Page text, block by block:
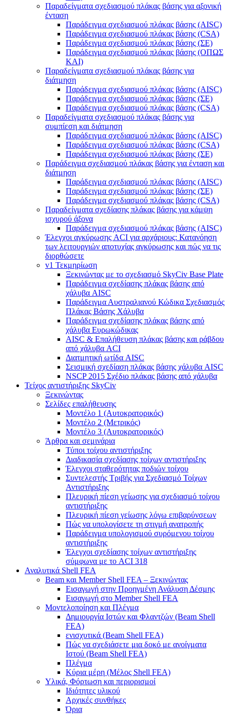
Παραδείγματα σχεδιασμού πλάκας βάσης για αξονική
ένταση
Παράδειγμα σχεδιασμού πλάκας βάσης (AISC)
Παράδειγμα σχεδιασμού πλάκας βάσης (CSA)
Παράδειγμα σχεδιασμού πλάκας βάσης (ΣΕ)
Παράδειγμα σχεδιασμού πλάκας βάσης (ΟΠΩΣ
ΚΑΙ)
Παραδείγματα σχεδιασμού πλάκας βάσης για
διάτμηση
Παράδειγμα σχεδιασμού πλάκας βάσης (AISC)
Παράδειγμα σχεδιασμού πλάκας βάσης (ΣΕ)
Παράδειγμα σχεδιασμού πλάκας βάσης (CSA)
Παραδείγματα σχεδιασμού πλάκας βάσης για
συμπίεση και διάτμηση
Παράδειγμα σχεδιασμού πλάκας βάσης (AISC)
Παράδειγμα σχεδιασμού πλάκας βάσης (CSA)
Παράδειγμα σχεδιασμού πλάκας βάσης (ΣΕ)
Παράδειγμα σχεδιασμού πλάκας βάσης για ένταση και
διάτμηση
Παράδειγμα σχεδιασμού πλάκας βάσης (AISC)
Παράδειγμα σχεδιασμού πλάκας βάσης (ΣΕ)
Παράδειγμα σχεδιασμού πλάκας βάσης (CSA)
Παραδείγματα σχεδίασης πλάκας βάσης για κάμψη
ισχυρού άξονα
Παράδειγμα σχεδιασμού πλάκας βάσης (AISC)
Έλεγχοι αγκύρωσης ACI για αρχάριους: Κατανόηση
των λειτουργιών αποτυχίας αγκύρωσης και πώς να τις
διορθώσετε
v1 Τεκμηρίωση
Ξεκινώντας με το σχεδιασμό SkyCiv Base Plate
Παράδειγμα σχεδίασης πλάκας βάσης από
χάλυβα AISC
Παράδειγμα Αυστραλιανού Κώδικα Σχεδιασμός
Πλάκας Βάσης Χάλυβα
Παράδειγμα σχεδίασης πλάκας βάσης από
χάλυβα Ευρωκώδικας
AISC & Επαλήθευση πλάκας βάσης και ράβδου
από χάλυβα ACI
Διατμητική ωτίδα AISC
Σεισμική σχεδίαση πλάκας βάσης χάλυβα AISC
NSCP 2015 Σχέδιο πλάκας βάσης από χάλυβα
Τείχος αντιστήριξης SkyCiv
Ξεκινώντας
Σελίδες επαλήθευσης
Μοντέλο 1 (Αυτοκρατορικός)
Μοντέλο 2 (Μετρικός)
Μοντέλο 3 (Αυτοκρατορικός)
Άρθρα και σεμινάρια
Τύποι τοίχου αντιστήριξης
Διαδικασία σχεδίασης τοίχων αντιστήριξης
Έλεγχοι σταθερότητας ποδιών τοίχου
Συντελεστής Τριβής για Σχεδιασμό Τοίχων
Αντιστήριξης
Πλευρική πίεση γείωσης για σχεδιασμό τοίχου
αντιστήριξης
Πλευρική πίεση γείωσης λόγω επιβαρύνσεων
Πώς να υπολογίσετε τη στιγμή ανατροπής
Παράδειγμα υπολογισμού συρόμενου τοίχου
αντιστήριξης
Έλεγχοι σχεδίασης τοίχων αντιστήριξης
σύμφωνα με το ACI 318
Αναλυτικά Shell FEA
Beam και Member Shell FEA – Ξεκινώντας
Εισαγωγή στην Προηγμένη Ανάλυση Δέσμης
Εισαγωγή στο Member Shell FEA
Μοντελοποίηση και Πλέγμα
Δημιουργία Ιστών και Φλαντζών (Beam Shell
FEA)
ενισχυτικά (Beam Shell FEA)
Πώς να σχεδιάσετε μια δοκό με ανοίγματα
Ιστού (Beam Shell FEA)
Πλέγμα
Κύρια μέρη (Μέλος Shell FEA)
Υλικά, Φόρτωση και περιορισμοί
Ιδιότητες υλικού
Αρχικές συνθήκες
Όρια